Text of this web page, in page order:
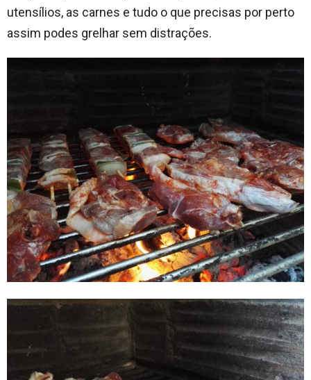
utensílios, as carnes e tudo o que precisas por perto
assim podes grelhar sem distrações.